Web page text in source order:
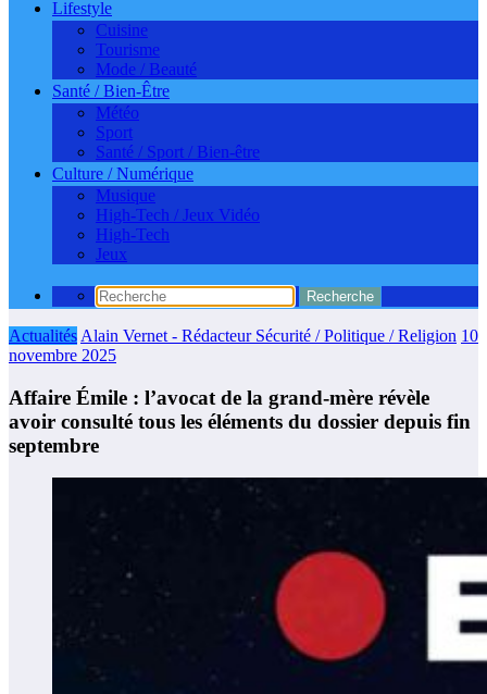
Lifestyle
Cuisine
Tourisme
Mode / Beauté
Santé / Bien-Être
Météo
Sport
Santé / Sport / Bien-être
Culture / Numérique
Musique
High-Tech / Jeux Vidéo
High-Tech
Jeux
Actualités Alain Vernet - Rédacteur Sécurité / Politique / Religion 10
novembre 2025
Affaire Émile : l’avocat de la grand-mère révèle
avoir consulté tous les éléments du dossier depuis fin
septembre